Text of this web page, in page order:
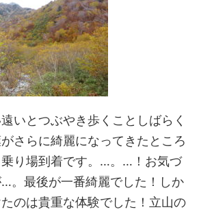
いとつぶやき歩くことしばらく
さらに綺麗になってきたところ
り場到着です。…。…！お気づ
。最後が一番綺麗でした！しか
のは貴重な体験でした！立山の